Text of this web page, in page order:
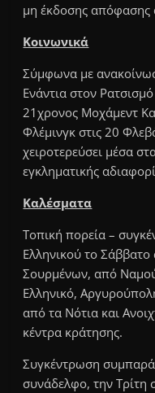
μη έκδοσης απόφασης
Κοινωνικά
Σύμφωνα με
Ενάντια στον
21χρονος Μοχάμεντ
Φλέμινγκ στις 20
χειροτερεύσει μέσα
εγκληματικής
Καλέσματα
Τοπική πορεία –
Ελληνικού το Σάββατο
Σουρμένων, από
Ελληνικό,
από τα Νότια και
κέντρα κράτησης.
Συγκέντρωση
συνάδελφο, την Τρίτη